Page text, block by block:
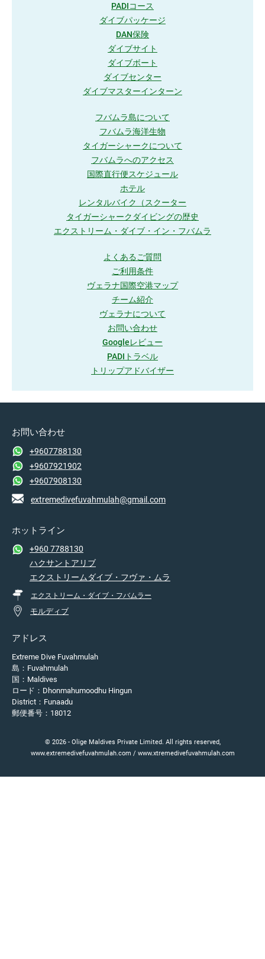
PADIコース
ダイブパッケージ
DAN保険
ダイブサイト
ダイブボート
ダイブセンター
ダイブマスターインターン
フバムラ島について
フバムラ海洋生物
タイガーシャークについて
フバムラへのアクセス
国際直行便スケジュール
ホテル
レンタルバイク（スクーター
タイガーシャークダイビングの歴史
エクストリーム・ダイブ・イン・フバムラ
よくあるご質問
ご利用条件
ヴェラナ国際空港マップ
チーム紹介
ヴェラナについて
お問い合わせ
Googleレビュー
PADIトラベル
トリップアドバイザー
お問い合わせ
+9607788130
+9607921902
+9607908130
extremedivefuvahmulah@gmail.com
ホットライン
+960 7788130
ハクサントアリブ
エクストリームダイブ・フヴァ・ムラ
エクストリーム・ダイブ・フバムラー
モルディブ
アドレス
Extreme Dive Fuvahmulah
島：Fuvahmulah
国：Maldives
ロード：Dhonmahumoodhu Hingun
District：Funaadu
郵便番号：18012
© 2026 - Olige Maldives Private Limited. All rights reserved,
www.extremedivefuvahmulah.com / www.xtremedivefuvahmulah.com